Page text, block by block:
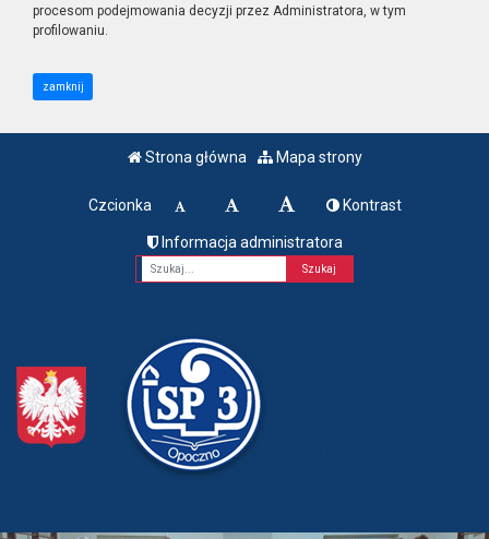
procesom podejmowania decyzji przez Administratora, w tym
profilowaniu.
zamknij
Strona główna Mapa strony
Czcionka Kontrast
Informacja administratora
Fraza